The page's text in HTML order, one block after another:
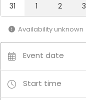
31
1 2 3
Availability unknown
Event date
Start time